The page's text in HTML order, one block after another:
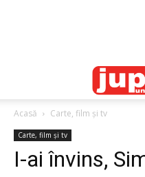
Acasă Carte, film și tv
Carte, film și tv
I-ai învins,